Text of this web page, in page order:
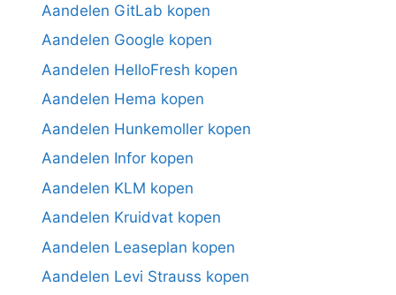
Aandelen GitLab kopen
Aandelen Google kopen
Aandelen HelloFresh kopen
Aandelen Hema kopen
Aandelen Hunkemoller kopen
Aandelen Infor kopen
Aandelen KLM kopen
Aandelen Kruidvat kopen
Aandelen Leaseplan kopen
Aandelen Levi Strauss kopen